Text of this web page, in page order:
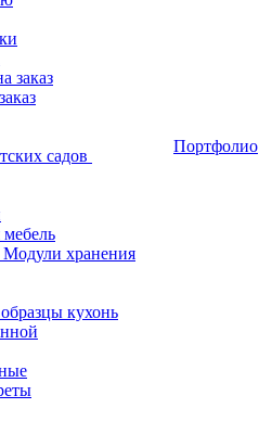
садов
хранения
кухонь
Портфолио